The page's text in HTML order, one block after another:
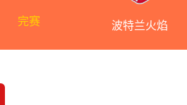
完赛 波特兰火焰